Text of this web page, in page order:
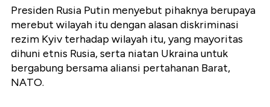
Presiden Rusia Putin menyebut pihaknya berupaya
merebut wilayah itu dengan alasan diskriminasi
rezim Kyiv terhadap wilayah itu, yang mayoritas
dihuni etnis Rusia, serta niatan Ukraina untuk
bergabung bersama aliansi pertahanan Barat,
NATO.